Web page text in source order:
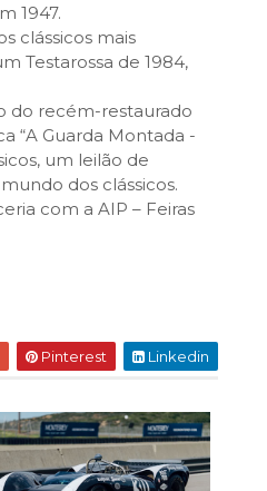
1947.
clássicos mais
Testarossa de 1984,
do recém-restaurado
“A Guarda Montada -
um leilão de
dos clássicos.
com a AIP – Feiras
Pinterest Linkedin